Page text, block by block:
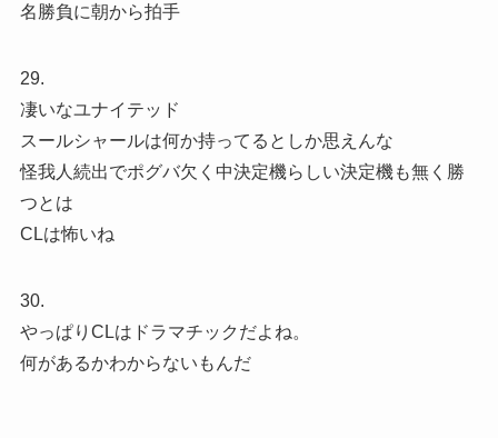
名勝負に朝から拍手
29.
凄いなユナイテッド
スールシャールは何か持ってるとしか思えんな
怪我人続出でポグバ欠く中決定機らしい決定機も無く勝
つとは
CLは怖いね
30.
やっぱりCLはドラマチックだよね。
何があるかわからないもんだ